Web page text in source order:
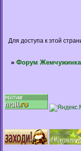
Для доступа к этой
» Форум Жемчужинка